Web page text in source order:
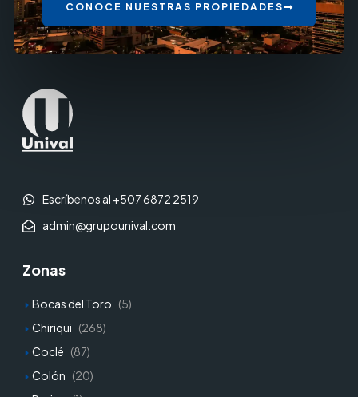
CONOCE NUESTRAS PROPIEDADES
Escríbenos al +507 6872 2519
admin@grupounival.com
Zonas
Bocas del Toro (5)
Chiriqui (268)
Coclé (87)
Colón (20)